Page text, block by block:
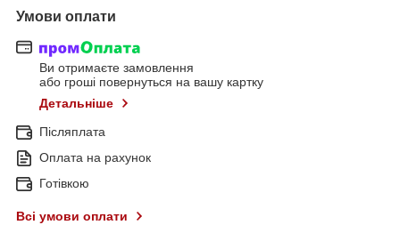
Умови оплати
Ви отримаєте замовлення
або гроші повернуться на вашу картку
Детальніше
Післяплата
Оплата на рахунок
Готівкою
Всі умови оплати